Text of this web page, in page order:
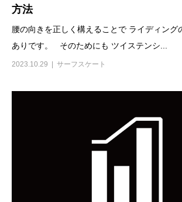
方法
腰の向きを正しく構えることで ライディング
ありです。 そのためにも ツイステンシ...
2023.10.29 サーフスケート